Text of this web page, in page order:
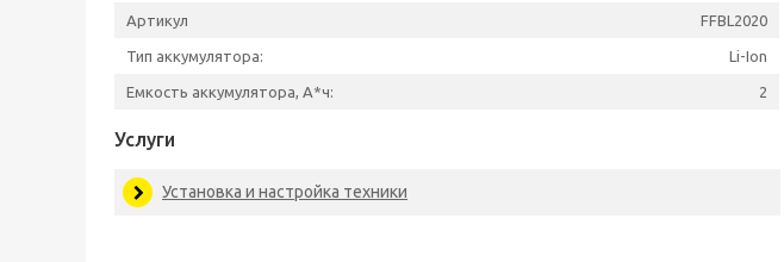
Артикул FFBL2020
Тип аккумулятора: Li-Ion
Емкость аккумулятора, А*ч: 2
Услуги
Установка и настройка техники